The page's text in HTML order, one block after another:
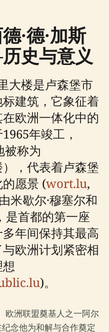
·德·加斯
史与意义
大楼是卢森堡市
建筑，它象征着
欧洲一体化中的
年竣工，
被称为
，代表着卢森堡
愿景 (wort.lu,
米歇尔·穆塞尔和
是首都的第一座
年间保持其最高
欧洲计划紧密相
)。
欧洲联盟奠基人之一阿尔
念他为和解与合作奠定